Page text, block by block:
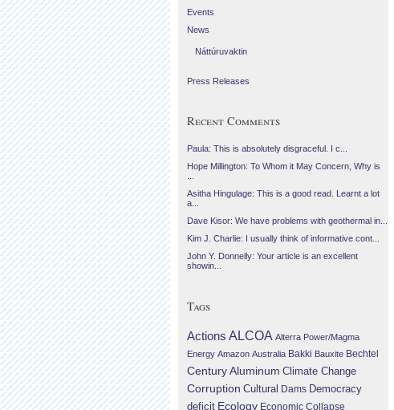
Events
News
Náttúruvaktin
Press Releases
Recent Comments
Paula: This is absolutely disgraceful. I c...
Hope Millington: To Whom it May Concern, Why is
Asitha Hingulage: This is a good read. Learnt a lot
a...
Dave Kisor: We have problems with geothermal in...
Kim J. Charlie: I usually think of informative cont...
John Y. Donnelly: Your article is an excellent
showin...
Tags
Actions ALCOA Alterra Power/Magma
Energy Amazon Australia Bakki Bauxite Bechtel
Century Aluminum Climate Change
Corruption Cultural Dams Democracy
deficit Ecology Economic Collapse